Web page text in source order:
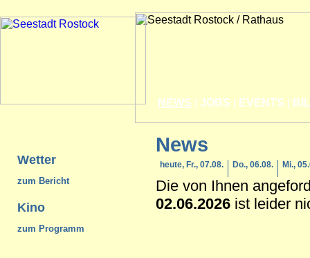
NEWS JOBS EVENTS
Wetter
zum Bericht
Kino
zum Programm
News
heute, Fr., 07.08. Do., 06.08. Mi.,
Die von Ihnen
02.06.2026 ist leider